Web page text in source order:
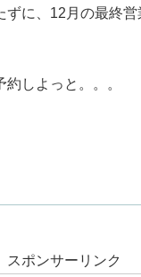
ずに、12月の最終営
しよっと。。。
スポンサーリンク